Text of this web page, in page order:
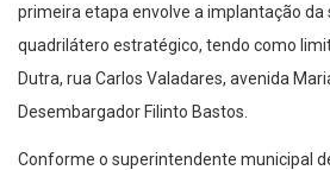
primeira etapa envolve a implantação da
quadrilátero estratégico, tendo como
Dutra, rua Carlos Valadares, avenida
Desembargador Filinto Bastos.
Conforme o superintendente municipal